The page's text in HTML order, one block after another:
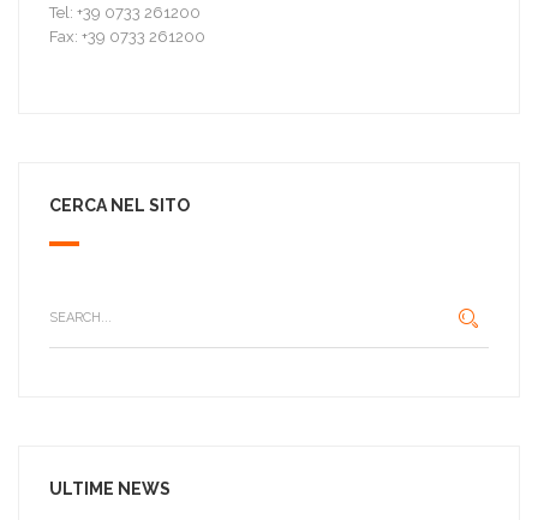
Tel: +39 0733 261200
Fax: +39 0733 261200
CERCA NEL SITO
ULTIME NEWS